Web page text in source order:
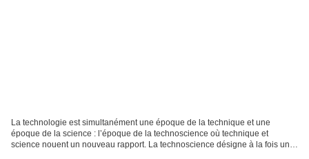
La technologie est simultanément une époque de la technique et une
époque de la science : l’époque de la technoscience où technique et
science nouent un nouveau rapport. La technoscience désigne à la fois un